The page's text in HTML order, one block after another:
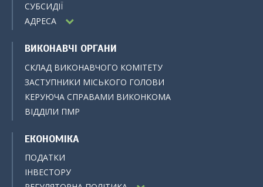
СУБСИДІЇ
АДРЕСА
ВИКОНАВЧІ ОРГАНИ
СКЛАД ВИКОНАВЧОГО КОМІТЕТУ
ЗАСТУПНИКИ МІСЬКОГО ГОЛОВИ
КЕРУЮЧА СПРАВАМИ ВИКОНКОМА
ВІДДІЛИ ПМР
ЕКОНОМІКА
ПОДАТКИ
ІНВЕСТОРУ